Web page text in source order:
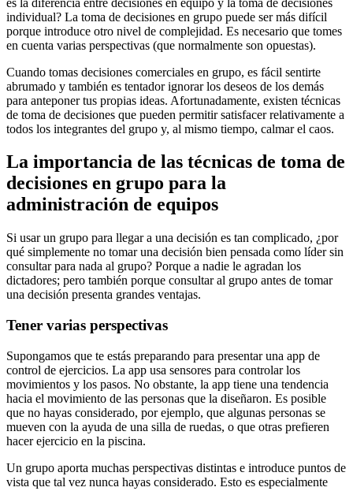
individual? La toma de decisiones en grupo puede ser más difícil
porque introduce otro nivel de complejidad. Es necesario que tomes
en cuenta varias perspectivas (que normalmente son opuestas).
Cuando tomas decisiones comerciales en grupo, es fácil sentirte
abrumado y también es tentador ignorar los deseos de los demás
para anteponer tus propias ideas. Afortunadamente, existen técnicas
de toma de decisiones que pueden permitir satisfacer relativamente a
todos los integrantes del grupo y, al mismo tiempo, calmar el caos.
La importancia de las técnicas de toma de
decisiones en grupo para la
administración de equipos
Si usar un grupo para llegar a una decisión es tan complicado, ¿por
qué simplemente no tomar una decisión bien pensada como líder sin
consultar para nada al grupo? Porque a nadie le agradan los
dictadores; pero también porque consultar al grupo antes de tomar
una decisión presenta grandes ventajas.
Tener varias perspectivas
Supongamos que te estás preparando para presentar una app de
control de ejercicios. La app usa sensores para controlar los
movimientos y los pasos. No obstante, la app tiene una tendencia
hacia el movimiento de las personas que la diseñaron. Es posible
que no hayas considerado, por ejemplo, que algunas personas se
mueven con la ayuda de una silla de ruedas, o que otras prefieren
hacer ejercicio en la piscina.
Un grupo aporta muchas perspectivas distintas e introduce puntos de
vista que tal vez nunca hayas considerado. Esto es especialmente